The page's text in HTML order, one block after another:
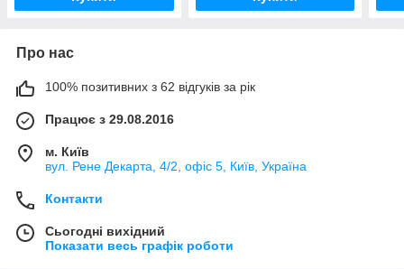
Про нас
100% позитивних з 62 відгуків за рік
Працює з 29.08.2016
м. Київ
вул. Рене Декарта, 4/2, офіс 5, Київ, Україна
Контакти
Сьогодні вихідний
Показати весь графік роботи